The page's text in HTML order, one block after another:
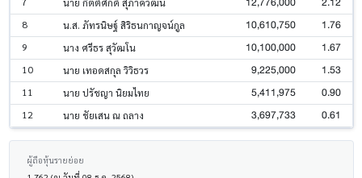
8 น.ส. ภัทรนิษฐ์ สิริธนกาญจน์กูล 10,610,750 1.76
9 นาง ศรีธร สุวัฒโน 10,100,000 1.67
10 นาย เทอดสกุล วิวิธวร 9,225,000 1.53
11 นาย ปรัชญา นิยมไทย 5,411,975 0.90
12 นาย ชัยเสน ณ ถลาง 3,697,733 0.61
ผู้ถือหุ้นรายย่อย